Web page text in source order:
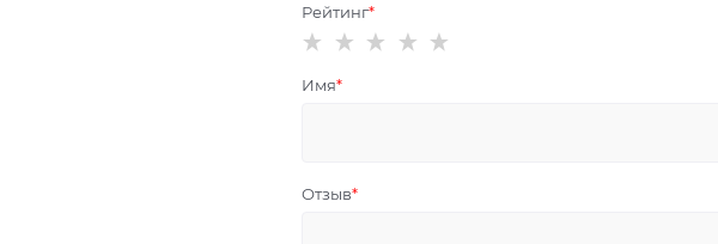
Рейтинг
Имя
Отзыв